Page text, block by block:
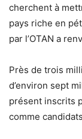
cherchent à
pays riche en
par l’OTAN a
Près de trois
d’environ sept
présent inscrits
comme